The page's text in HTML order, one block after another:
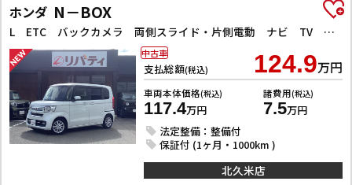
ホンダ N－BOX
L ETC バックカメラ 両側スライド・片側電動 ナビ TV クリアランスソナー オートクルーズコントロール レーンアシスト 衝突被害軽減システム オートライト スマートキー アイドリングストップ
支払総額(税込) 124.9万円
車両本体価格(税込)
117.4万円
諸費用(税込)
7.5万円
法定整備：整備付
保証付 (1ヶ月・1000km )
中古車
北久米店